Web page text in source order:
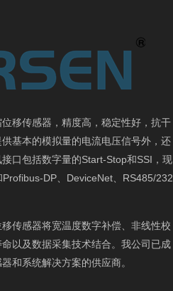
移传感器，精度高，稳定性好，抗干
基本的模拟量的电流电压信号外，还
口包括数字量的Start-Stop和SSI，现
DP、DeviceNet、RS485/232
传感器将宽温度数字补偿、非线性校
以及数据采集技术结合。我公司已成
和系统解决方案的供应商。